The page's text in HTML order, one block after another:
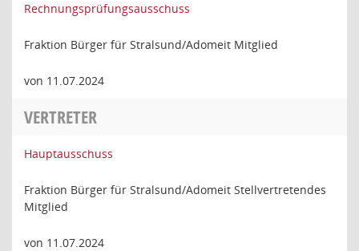
Rechnungsprüfungsausschuss
Fraktion Bürger für Stralsund/Adomeit Mitglied
von 11.07.2024
VERTRETER
Hauptausschuss
Fraktion Bürger für Stralsund/Adomeit Stellvertretendes
Mitglied
von 11.07.2024